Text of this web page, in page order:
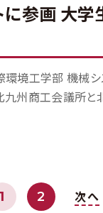
参画 大学
境工学部 機械
九州商工会議所
次へ
1 2